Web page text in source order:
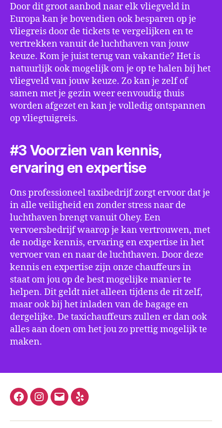
Door dit groot aanbod naar elk vliegveld in
Europa kan je bovendien ook besparen op je
vliegreis door de tickets te vergelijken en te
vertrekken vanuit de luchthaven van jouw
keuze. Kom je juist terug van vakantie? Het is
natuurlijk ook mogelijk om je op te halen bij het
vliegveld van jouw keuze. Zo kan je zelf of
samen met je gezin weer eenvoudig thuis
worden afgezet en kan je volledig ontspannen
op vliegtuigreis.
#3 Voorzien van kennis,
ervaring en expertise
Ons professioneel taxibedrijf zorgt ervoor dat je
in alle veiligheid en zonder stress naar de
luchthaven brengt vanuit Ohey. Een
vervoersbedrijf waarop je kan vertrouwen, met
de nodige kennis, ervaring en expertise in het
vervoer van en naar de luchthaven. Door deze
kennis en expertise zijn onze chauffeurs in
staat om jou op de best mogelijke manier te
helpen. Dit geldt niet alleen tijdens de rit zelf,
maar ook bij het inladen van de bagage en
dergelijke. De taxichauffeurs zullen er dan ook
alles aan doen om het jou zo prettig mogelijk te
maken.
FacebookInstagram
E-
Yelp